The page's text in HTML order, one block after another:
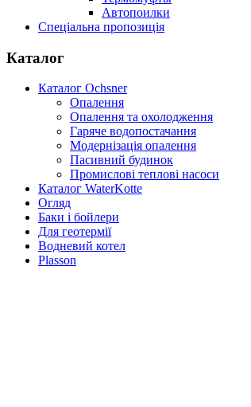
Автопоилки
Спеціальна пропозиція
Каталог
Каталог Ochsner
Опалення
Опалення та охолодження
Гаряче водопостачання
Модернізація опалення
Пасивний будинок
Промислові теплові насоси
Каталог WaterKotte
Огляд
Баки і бойлери
Для геотермії
Водневий котел
Plasson